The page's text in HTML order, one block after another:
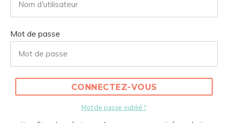
Mot de passe
CONNECTEZ-VOUS
Mot de passe oublié ?